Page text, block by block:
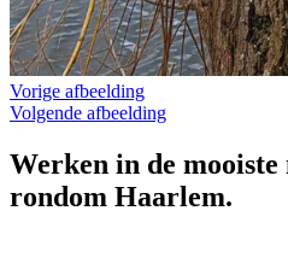
Vorige afbeelding
Volgende afbeelding
Werken in de
rondom Haarlem.